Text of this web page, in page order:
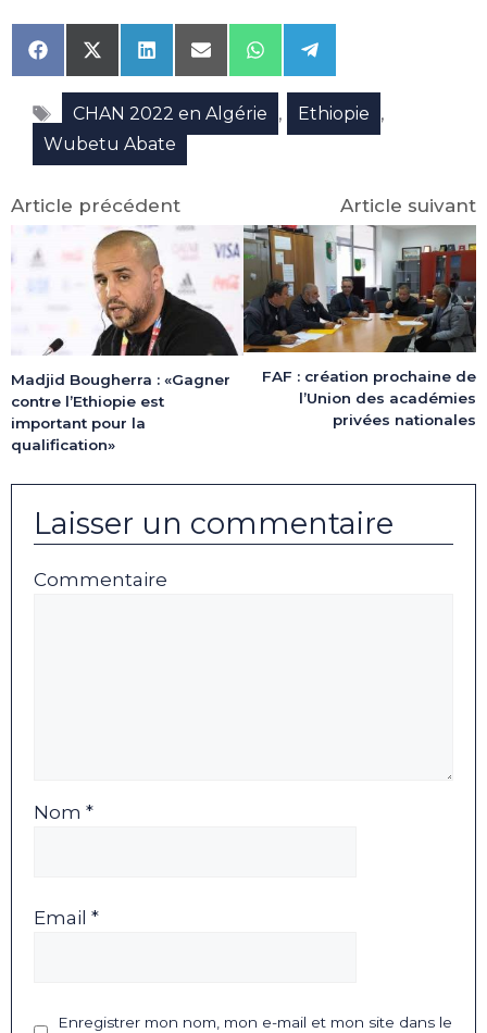
Share
on
Facebook
Share
on
X
(Twitter)
Share
on
LinkedIn
Share
on
Email
Share
on
WhatsApp
Share
on
Telegram
Étiquettes
CHAN 2022 en Algérie , Ethiopie ,
Wubetu Abate
Article précédent
Madjid Bougherra : «Gagner
contre l’Ethiopie est
important pour la
qualification»
Article suivant
FAF : création prochaine de
l’Union des académies
privées nationales
Laisser un commentaire
Commentaire
Nom *
Email *
Enregistrer mon nom, mon e-mail et mon site dans le